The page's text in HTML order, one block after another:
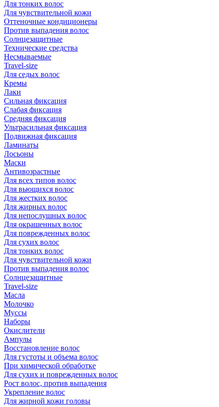
Для тонких волос
Для чувствительной кожи
Оттеночные кондиционеры
Против выпадения волос
Солнцезащитные
Технические средства
Несмываемые
Travel-size
Для седых волос
Кремы
Лаки
Сильная фиксация
Слабая фиксация
Средняя фиксация
Ультрасильная фиксация
Подвижная фиксация
Ламинаты
Лосьоны
Маски
Антивозрастные
Для всех типов волос
Для вьющихся волос
Для жестких волос
Для жирных волос
Для непослушных волос
Для окрашенных волос
Для поврежденных волос
Для сухих волос
Для тонких волос
Для чувствительной кожи
Против выпадения волос
Солнцезащитные
Travel-size
Масла
Молочко
Муссы
Наборы
Окислители
Ампулы
Восстановление волос
Для густоты и объема волос
При химической обработке
Для сухих и поврежденных волос
Рост волос, против выпадения
Укрепление волос
Для жирной кожи головы